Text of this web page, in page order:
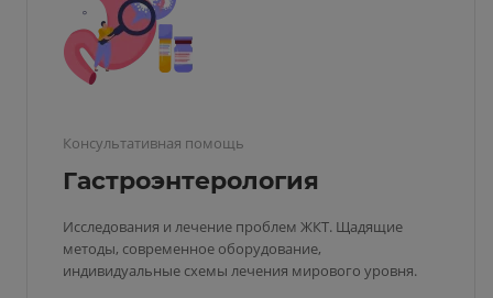
Консультативная помощь
Гастроэнтерология
Исследования и лечение проблем ЖКТ. Щадящие
методы, современное оборудование,
индивидуальные схемы лечения мирового уровня.